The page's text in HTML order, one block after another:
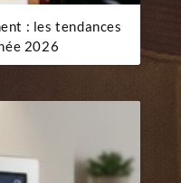
: les tendances
2026